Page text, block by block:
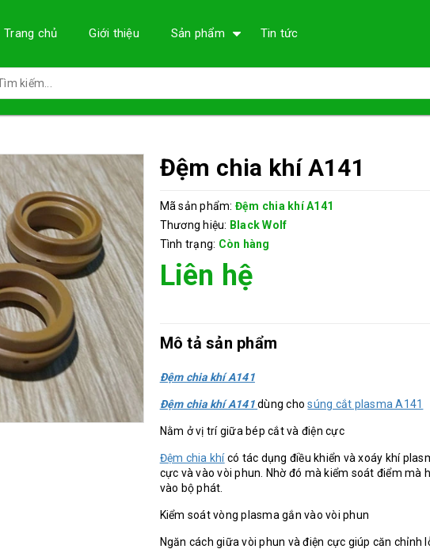
Trang chủ Giới thiệu Sản phẩm Tin tức
Đệm chia khí A141
Mã sản phẩm: Đệm chia khí A141
Thương hiệu: Black Wolf
Tình trạng: Còn hàng
Liên hệ
Mô tả sản phẩm
Đệm chia khí A141
Đệm chia khí A141 dùng chosúng cắt plasma A141
Nằm ở vị trí giữa bép cắt và điện cực
Đệm chia khícó tác dụng điều khiển và xoáy khí
cực và vào vòi phun. Nhờ đó mà kiểm soát điểm mà
vào bộ phát.
Kiểm soát vòng plasma gắn vào vòi phun
Ngăn cách giữa vòi phun và điện cực giúp căn chỉnh